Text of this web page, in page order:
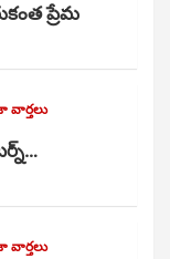
ప్రేమ